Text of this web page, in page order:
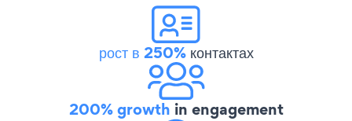
рост в 250%контактах
200% growth in engagement